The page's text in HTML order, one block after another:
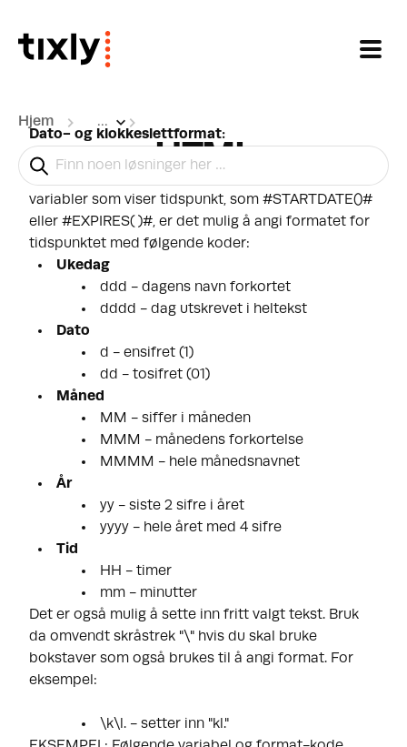
Hjem ...
HTML
Dato- og klokkeslettformat:
Dato og/eller klokkeslett kan vises på forskjellige
måter i e-post og på e-billetter. Når du bruker
variabler som viser tidspunkt, som #STARTDATE()#
eller #EXPIRES( )#, er det mulig å angi formatet for
tidspunktet med følgende koder:
Ukedag
ddd - dagens navn forkortet
dddd - dag utskrevet i heltekst
Dato
d - ensifret (1)
dd - tosifret (01)
Måned
MM - siffer i måneden
MMM - månedens forkortelse
MMMM - hele månedsnavnet
År
yy - siste 2 sifre i året
yyyy - hele året med 4 sifre
Tid
HH - timer
mm - minutter
Det er også mulig å sette inn fritt valgt tekst. Bruk
da omvendt skråstrek "\" hvis du skal bruke
bokstaver som også brukes til å angi format. For
eksempel:
\k\l. - setter inn "kl."